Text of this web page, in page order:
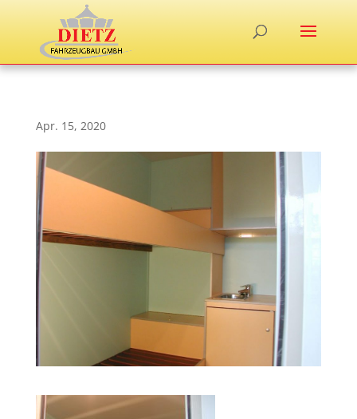
Apr. 15, 2020